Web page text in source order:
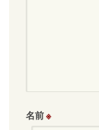
名前※